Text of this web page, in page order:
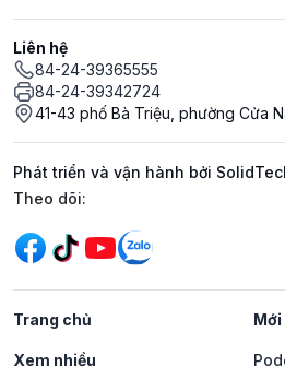
Liên hệ
84-24-39365555
84-24-39342724
41-43 phố Bà Triệu, phường Cửa
Phát triển và vận hành bởi
Mạng xã hội
Theo dõi:
Trang chủ
Xem nhiều